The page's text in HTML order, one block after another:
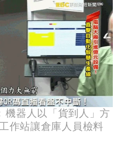
器人以「貨到人」方
作站讓倉庫人員檢料